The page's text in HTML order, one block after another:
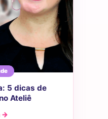
5 dicas de
Ateliê
→